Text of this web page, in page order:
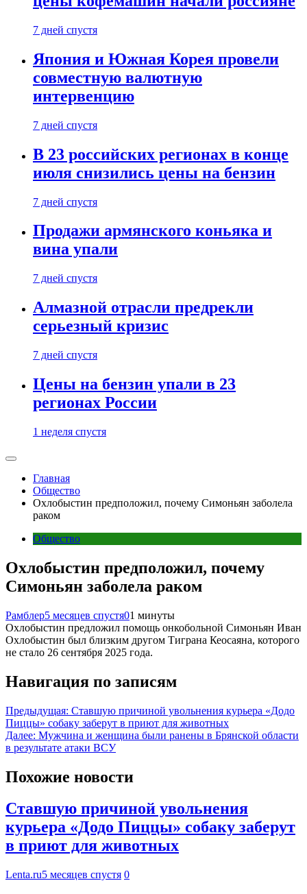
7 дней спустя
Япония и Южная Корея провели
совместную валютную
интервенцию
7 дней спустя
В 23 российских регионах в конце
июля снизились цены на бензин
7 дней спустя
Продажи армянского коньяка и
вина упали
7 дней спустя
Алмазной отрасли предрекли
серьезный кризис
7 дней спустя
Цены на бензин упали в 23
регионах России
1 неделя спустя
Главная
Общество
Охлобыстин предположил, почему Симоньян заболела
раком
Общество
Охлобыстин предположил, почему
Симоньян заболела раком
Рамблер5 месяцев спустя01 минуты
Охлобыстин предложил помощь онкобольной Симоньян Иван
Охлобыстин был близким другом Тиграна Кеосаяна, которого
не стало 26 сентября 2025 года.
Навигация по записям
Предыдущая: Ставшую причиной увольнения курьера «Додо
Пиццы» собаку заберут в приют для животных
Далее: Мужчина и женщина были ранены в Брянской области
в результате атаки ВСУ
Похожие новости
Ставшую причиной увольнения
курьера «Додо Пиццы» собаку заберут
в приют для животных
Lenta.ru5 месяцев спустя 0